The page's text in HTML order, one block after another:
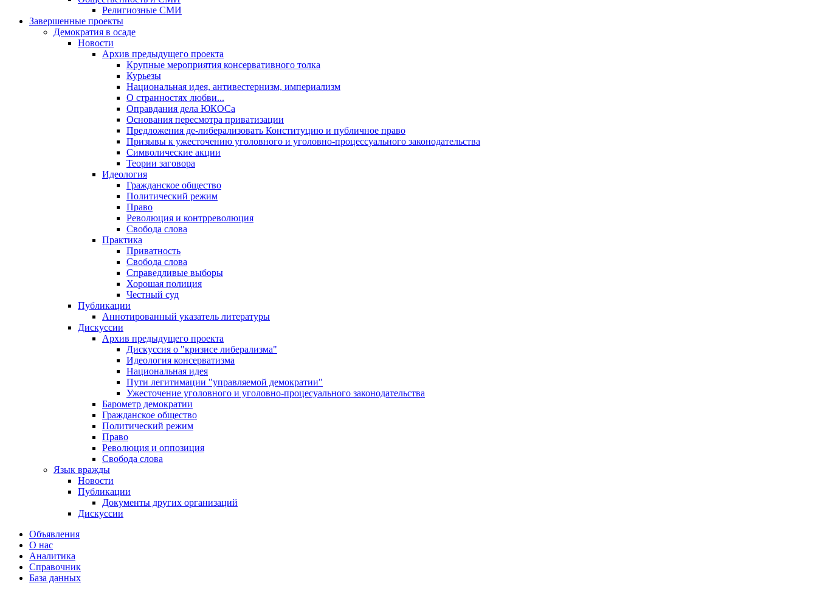
Религиозные СМИ
Завершенные проекты
Демократия в осаде
Новости
Архив предыдущего проекта
Крупные мероприятия консервативного толка
Курьезы
Национальная идея, антивестернизм, империализм
О странностях любви...
Оправдания дела ЮКОСа
Основания пересмотра приватизации
Предложения де-либерализовать Конституцию и публичное право
Призывы к ужесточению уголовного и уголовно-процессуального законодательства
Символические акции
Теории заговора
Идеология
Гражданское общество
Политический режим
Право
Революция и контрреволюция
Свобода слова
Практика
Приватность
Свобода слова
Справедливые выборы
Хорошая полиция
Честный суд
Публикации
Аннотированный указатель литературы
Дискуссии
Архив предыдущего проекта
Дискуссия о "кризисе либерализма"
Идеология консерватизма
Национальная идея
Пути легитимации "управляемой демократии"
Ужесточение уголовного и уголовно-процесуального законодательства
Барометр демократии
Гражданское общество
Политический режим
Право
Революция и оппозиция
Свобода слова
Язык вражды
Новости
Публикации
Документы других организаций
Дискуссии
Объявления
О нас
Аналитика
Справочник
База данных